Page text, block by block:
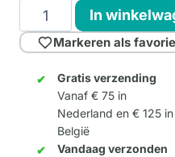
Degas
"Het
veertienjarige
danseresje"
Miniatuur
aantal
In
Markeren als
Gratis verzending
Vanaf € 75 in
Nederland en € 125 in
België
Vandaag verzonden